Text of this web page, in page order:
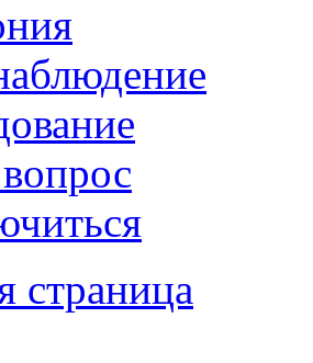
страница